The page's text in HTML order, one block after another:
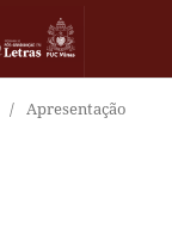
/ Apresentação